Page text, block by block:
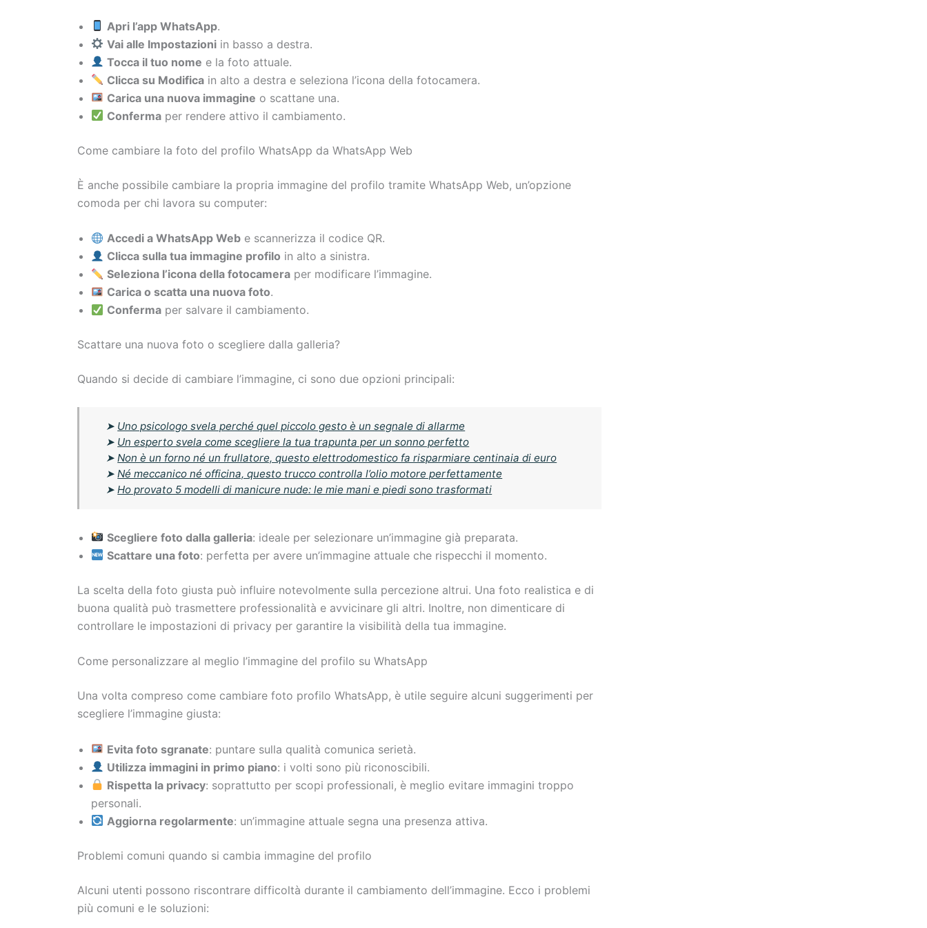
Apri l’app WhatsApp.
Vai alle Impostazioni in basso a destra.
Tocca il tuo nome e la foto attuale.
Clicca su Modifica in alto a destra e seleziona l’icona della fotocamera.
Carica una nuova immagine o scattane una.
Conferma per rendere attivo il cambiamento.
Come cambiare la foto del profilo WhatsApp da WhatsApp Web
È anche possibile cambiare la propria immagine del profilo tramite WhatsApp Web, un’opzione
comoda per chi lavora su computer:
Accedi a WhatsApp Web e scannerizza il codice QR.
Clicca sulla tua immagine profilo in alto a sinistra.
Seleziona l’icona della fotocamera per modificare l’immagine.
Carica o scatta una nuova foto.
Conferma per salvare il cambiamento.
Scattare una nuova foto o scegliere dalla galleria?
Quando si decide di cambiare l’immagine, ci sono due opzioni principali:
➤ Uno psicologo svela perché quel piccolo gesto è un segnale di allarme
➤ Un esperto svela come scegliere la tua trapunta per un sonno perfetto
➤Non è un forno né un frullatore, questo elettrodomestico fa risparmiare centinaia di euro
➤Né meccanico né officina, questo trucco controlla l’olio motore perfettamente
➤Ho provato 5 modelli di manicure nude: le mie mani e piedi sono trasformati
Scegliere foto dalla galleria: ideale per selezionare un’immagine già preparata.
Scattare una foto: perfetta per avere un’immagine attuale che rispecchi il momento.
La scelta della foto giusta può influire notevolmente sulla percezione altrui. Una foto realistica e di
buona qualità può trasmettere professionalità e avvicinare gli altri. Inoltre, non dimenticare di
controllare le impostazioni di privacy per garantire la visibilità della tua immagine.
Come personalizzare al meglio l’immagine del profilo su WhatsApp
Una volta compreso come cambiare foto profilo WhatsApp, è utile seguire alcuni suggerimenti per
scegliere l’immagine giusta:
Evita foto sgranate: puntare sulla qualità comunica serietà.
Utilizza immagini in primo piano: i volti sono più riconoscibili.
Rispetta la privacy: soprattutto per scopi professionali, è meglio evitare immagini troppo
personali.
Aggiorna regolarmente: un’immagine attuale segna una presenza attiva.
Problemi comuni quando si cambia immagine del profilo
Alcuni utenti possono riscontrare difficoltà durante il cambiamento dell’immagine. Ecco i problemi
più comuni e le soluzioni: